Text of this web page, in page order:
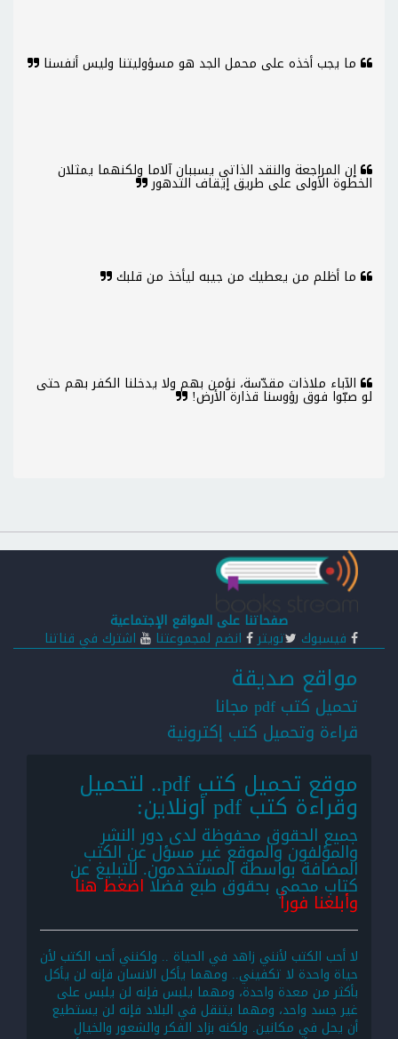
ما يجب أخذه على محمل الجد هو مسؤوليتنا وليس أنفسنا
إن المراجعة والنقد الذاتي يسببان آلاما ولكنهما يمثلان
الخطوة الأولى على طريق إيقاف التدهور
ما أظلم من يعطيك من جيبه ليأخذ من قلبك
الآباء ملاذات مقدّسة، نؤمن بهم ولا يدخلنا الكفر بهم حتى
لو صبّوا فوق رؤوسنا قذارة الأرض!
صفحاتنا على المواقع الإجتماعية
فيسبوك تويتر انضم لمجموعتنا اشترك في قناتنا
مواقع صديقة
تحميل كتب pdf مجانا
قراءة وتحميل كتب إكترونية
موقع تحميل كتب pdf.. لتحميل
وقراءة كتب pdf أونلاين:
جميع الحقوق محفوظة لدى دور النشر
والمؤلفون والموقع غير مسؤل عن الكتب
المضافة بواسطة المستخدمون. للتبليغ عن
كتاب محمي بحقوق طبع فضلااضغط هنا
وأبلغنا فوراً
لا أحب الكتب لأنني زاهد في الحياة .. ولكنني أحب الكتب لأن
حياة واحدة لا تكفيني.. ومهما يأكل الانسان فإنه لن يأكل
بأكثر من معدة واحدة، ومهما يلبس فإنه لن يلبس على
غير جسد واحد، ومهما يتنقل في البلاد فإنه لن يستطيع
أن يحل في مكانين. ولكنه بزاد الفكر والشعور والخيال